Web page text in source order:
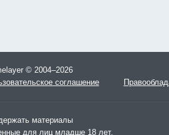
© 2004–2026
соглашение
материалы
для лиц младше 18 лет.